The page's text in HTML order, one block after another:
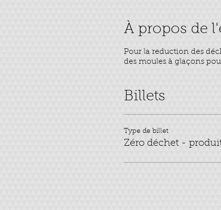
À propos de
Pour la reduction des
des moules à glaçons
Billets
Type de billet
Zéro déchet -